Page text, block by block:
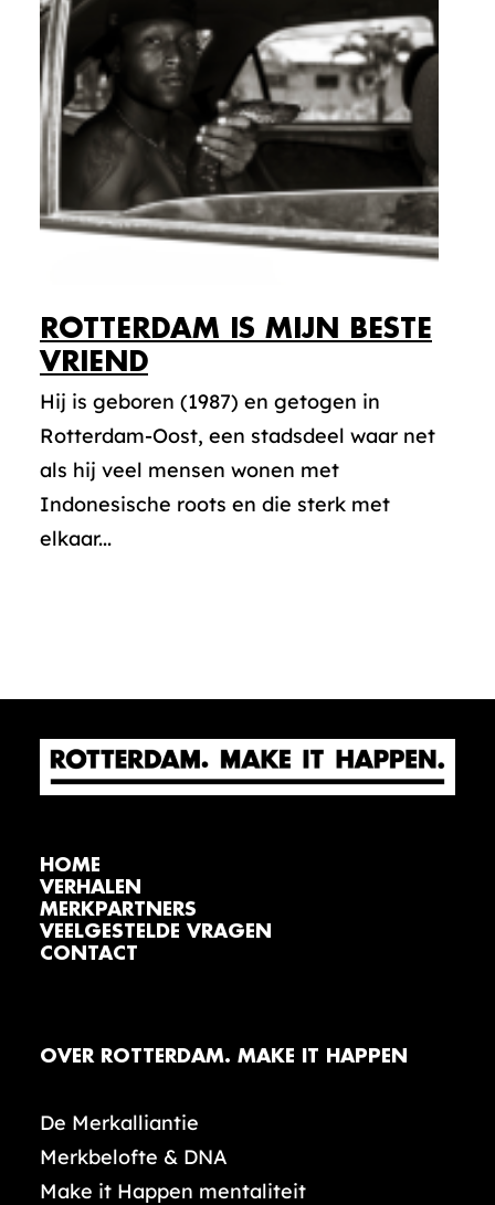
ROTTERDAM IS MIJN BESTE
VRIEND
Hij is geboren (1987) en getogen in
Rotterdam-Oost, een stadsdeel waar net
als hij veel mensen wonen met
Indonesische roots en die sterk met
elkaar...
HOME
VERHALEN
MERKPARTNERS
VEELGESTELDE VRAGEN
CONTACT
OVER ROTTERDAM. MAKE IT HAPPEN
De Merkalliantie
Merkbelofte & DNA
Make it Happen mentaliteit